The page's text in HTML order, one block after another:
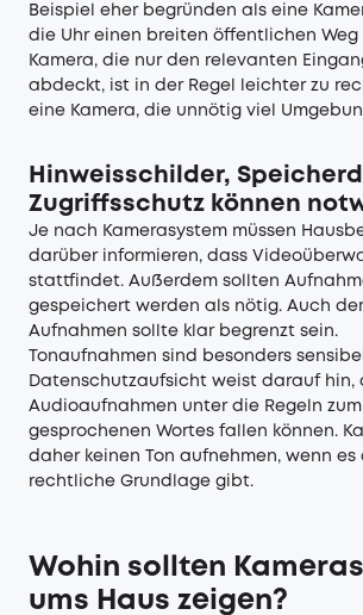
Beispiel eher begründen als eine
die Uhr einen breiten öffentlichen Weg
Kamera, die nur den relevanten
abdeckt, ist in der Regel leichter zu
eine Kamera, die unnötig viel
Hinweisschilder,
Zugriffsschutz können
Je nach Kamerasystem müssen
darüber informieren, dass
stattfindet. Außerdem sollten
gespeichert werden als nötig. Auch
Aufnahmen sollte klar begrenzt sein.
Tonaufnahmen sind besonders
Datenschutzaufsicht weist darauf hin,
Audioaufnahmen unter die Regeln
gesprochenen Wortes fallen können.
daher keinen Ton aufnehmen, wenn
rechtliche Grundlage gibt.
Wohin sollten
ums Haus zeigen?